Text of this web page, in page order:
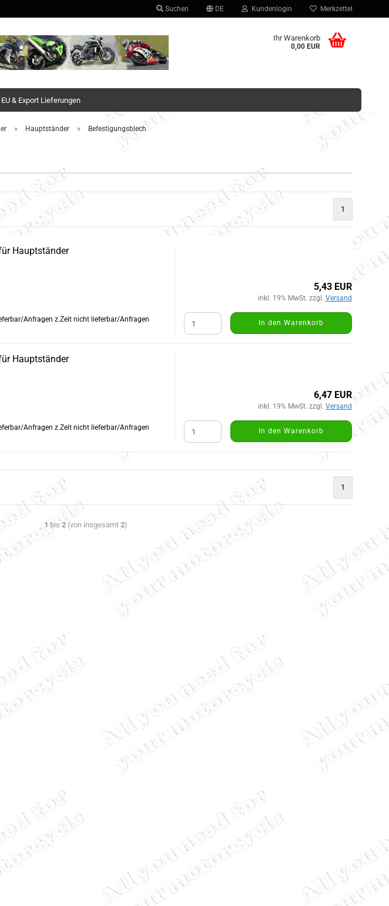
Suchen DE
Sprache auswählen
Kundenlogin
Konto erstellen
Merkzettel
Ihr Warenkorb
0,00 EUR
EU & Export Lieferungen
» Hauptständer » Befestigungsblech
1
Hauptständer
z.Zeit nicht lieferbar/Anfragen
5,43 EUR
inkl. 19% MwSt. zzgl. Versand
In den Warenkorb
Hauptständer
z.Zeit nicht lieferbar/Anfragen
6,47 EUR
inkl. 19% MwSt. zzgl. Versand
In den Warenkorb
1
1bis2 (von insgesamt2)